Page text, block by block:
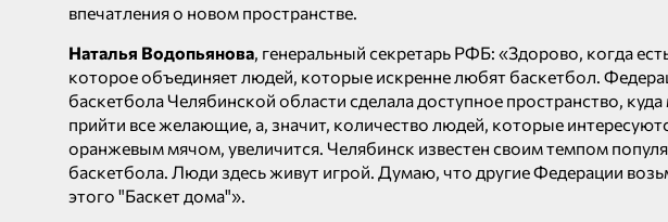
впечатления о новом пространстве.
Наталья Водопьянова , генеральный секретарь РФБ: «Здорово, когда
которое объединяет людей, которые искренне любят баскетбол.
баскетбола Челябинской области сделала доступное пространство, куда
прийти все желающие, а, значит, количество людей, которые
оранжевым мячом, увеличится. Челябинск известен своим темпом
баскетбола. Люди здесь живут игрой. Думаю, что другие Федерации
этого "Баскет дома"».